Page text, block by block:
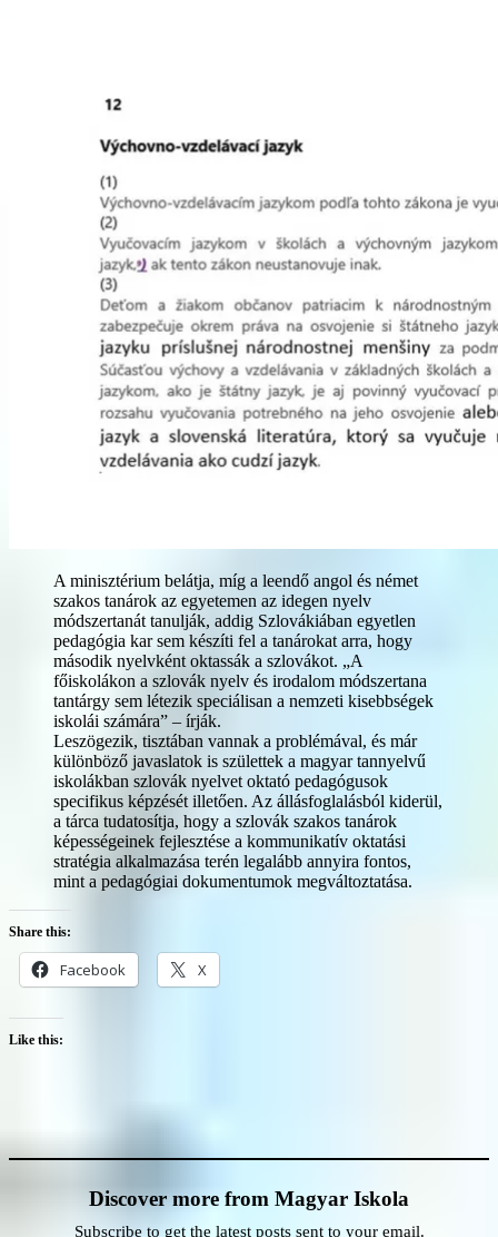
A minisztérium belátja, míg a leendő angol és német
szakos tanárok az egyetemen az idegen nyelv
módszertanát tanulják, addig Szlovákiában egyetlen
pedagógia kar sem készíti fel a tanárokat arra, hogy
második nyelvként oktassák a szlovákot. „A
főiskolákon a szlovák nyelv és irodalom módszertana
tantárgy sem létezik speciálisan a nemzeti kisebbségek
iskolái számára” – írják.
Leszögezik, tisztában vannak a problémával, és már
különböző javaslatok is születtek a magyar tannyelvű
iskolákban szlovák nyelvet oktató pedagógusok
specifikus képzését illetően. Az állásfoglalásból kiderül,
a tárca tudatosítja, hogy a szlovák szakos tanárok
képességeinek fejlesztése a kommunikatív oktatási
stratégia alkalmazása terén legalább annyira fontos,
mint a pedagógiai dokumentumok megváltoztatása.
Share this:
Facebook X
Like this:
Discover more from Magyar Iskola
Subscribe to get the latest posts sent to your email.